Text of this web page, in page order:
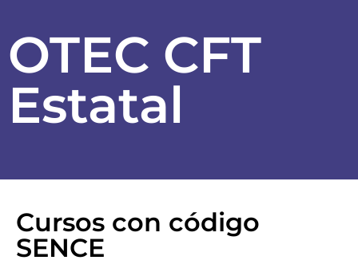
OTEC CFT
Estatal
Cursos con código
SENCE